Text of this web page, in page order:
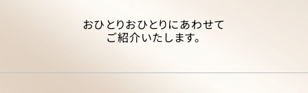
おひとりおひとりにあわせて
ご紹介いたします。